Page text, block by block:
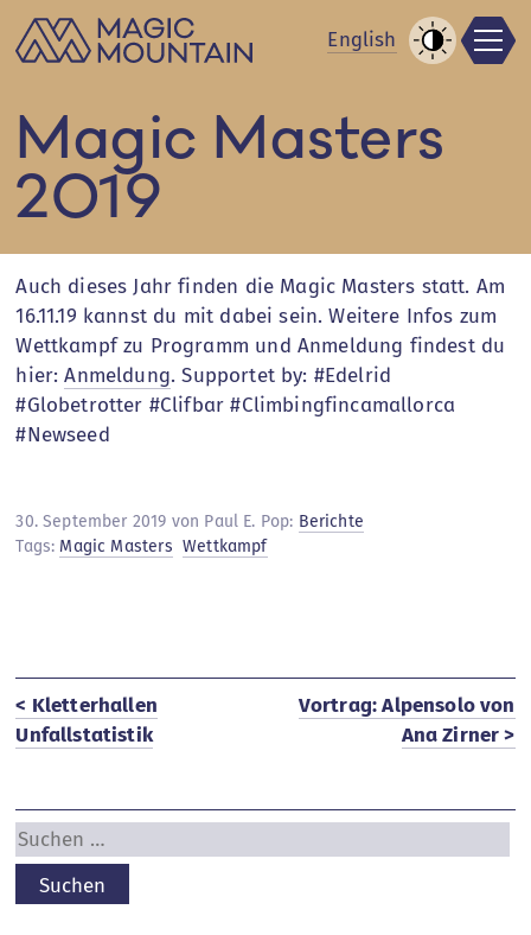
Zum
Inhalt
English
Magic Masters
2019
Auch dieses Jahr finden die Magic Masters statt. Am
16.11.19 kannst du mit dabei sein. Weitere Infos zum
Wettkampf zu Programm und Anmeldung findest du
hier:Anmeldung. Supportet by: #Edelrid
#Globetrotter #Clifbar #Climbingfincamallorca
#Newseed
30. September 2019 von Paul E. Pop: Berichte
Tags: Magic Masters Wettkampf
< Kletterhallen
Unfallstatistik
Vortrag: Alpensolo von
Ana Zirner >
Suchen
nach: